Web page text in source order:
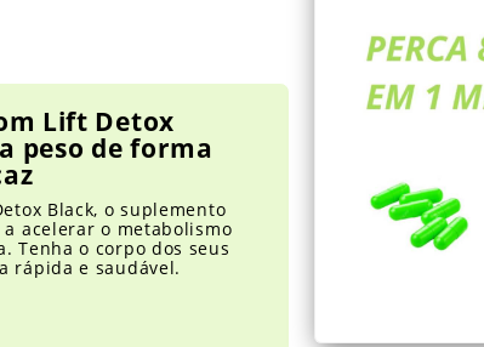
Lift Detox
peso de forma
Black, o suplemento
acelerar o metabolismo
Tenha o corpo dos seus
rápida e saudável.